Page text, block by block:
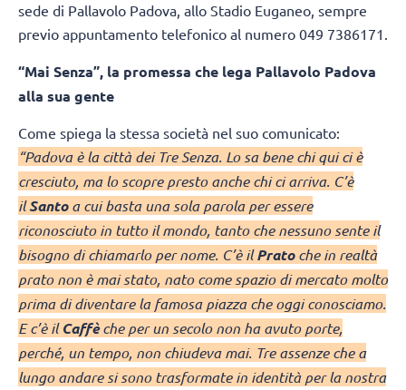
sede di Pallavolo Padova, allo Stadio Euganeo, sempre
previo appuntamento telefonico al numero 049 7386171.
“Mai Senza”, la promessa che lega Pallavolo Padova
alla sua gente
Come spiega la stessa società nel suo comunicato:
“Padova è la città dei Tre Senza. Lo sa bene chi qui ci è
cresciuto, ma lo scopre presto anche chi ci arriva. C’è
ilSantoa cui basta una sola parola per essere
riconosciuto in tutto il mondo, tanto che nessuno sente il
bisogno di chiamarlo per nome. C’è ilPratoche in realtà
prato non è mai stato, nato come spazio di mercato molto
prima di diventare la famosa piazza che oggi conosciamo.
E c’è ilCaffèche per un secolo non ha avuto porte,
perché, un tempo, non chiudeva mai. Tre assenze che a
lungo andare si sono trasformate in identità per la nostra